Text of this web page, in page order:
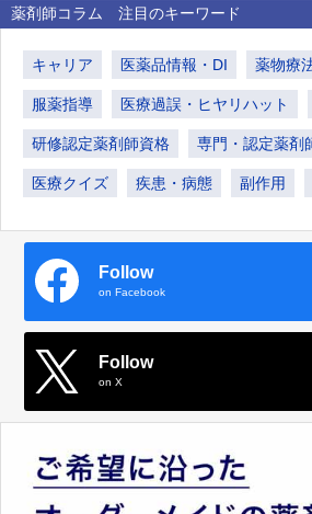
薬剤師コラム 注目のキーワード
キャリア 医薬品情報・DI 薬物療
服薬指導 医療過誤・ヒヤリハット
研修認定薬剤師資格 専門・認定薬剤
医療クイズ 疾患・病態 副作用
Follow
on Facebook
Follow
on X